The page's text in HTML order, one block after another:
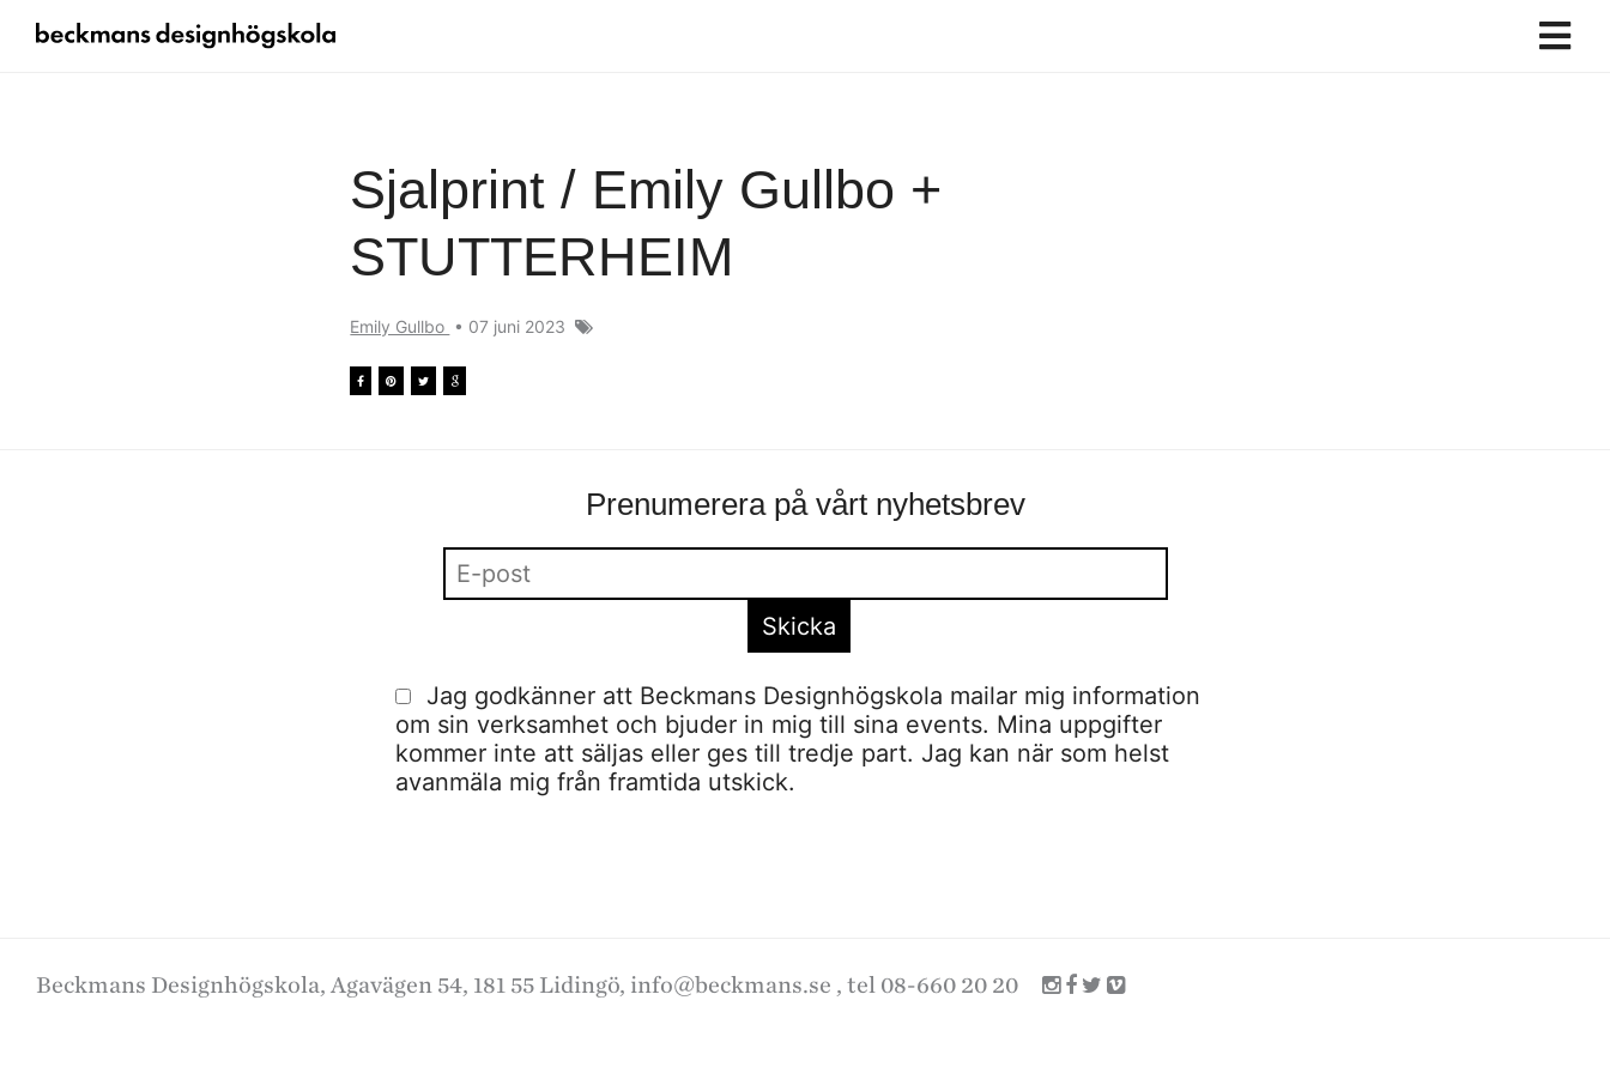
Sjalprint / Emily Gullbo +
STUTTERHEIM
Emily Gullbo • 07 juni 2023
Prenumerera på vårt nyhetsbrev
Jag godkänner att Beckmans Designhögskola mailar mig information
om sin verksamhet och bjuder in mig till sina events. Mina uppgifter
kommer inte att säljas eller ges till tredje part. Jag kan när som helst
avanmäla mig från framtida utskick.
Beckmans Designhögskola, Agavägen 54, 181 55 Lidingö, info@beckmans.se , tel 08-660 20 20